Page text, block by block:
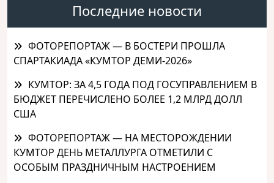
Последние новости
ФОТОРЕПОРТАЖ — В БОСТЕРИ ПРОШЛА
СПАРТАКИАДА «КУМТОР ДЕМИ-2026»
КУМТОР: ЗА 4,5 ГОДА ПОД ГОСУПРАВЛЕНИЕМ В
БЮДЖЕТ ПЕРЕЧИСЛЕНО БОЛЕЕ 1,2 МЛРД ДОЛЛ
США
ФОТОРЕПОРТАЖ — НА МЕСТОРОЖДЕНИИ
КУМТОР ДЕНЬ МЕТАЛЛУРГА ОТМЕТИЛИ С
ОСОБЫМ ПРАЗДНИЧНЫМ НАСТРОЕНИЕМ